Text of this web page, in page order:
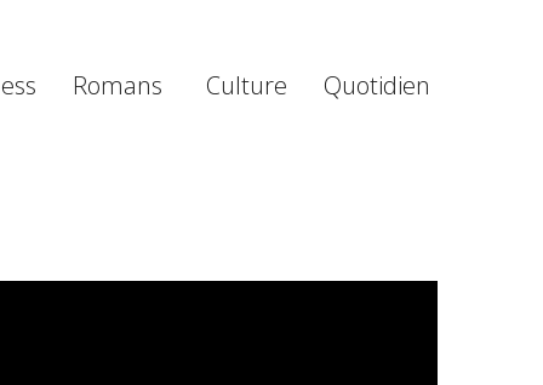
Romans Culture Quotidien